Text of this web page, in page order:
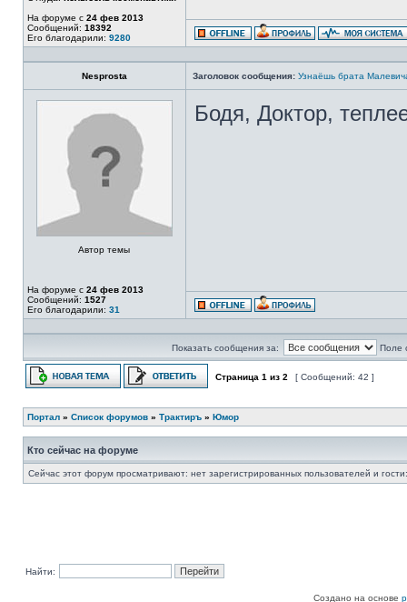
На форуме с 24 фев 2013
Сообщений: 18392
Его благодарили: 9280
Nesprosta Заголовок сообщения: Узнаёшь брата
Автор темы
На форуме с 24 фев 2013
Сообщений: 1527
Его благодарили: 31
Бодя, Доктор,
Показать сообщения за: Поле
Страница 1 из 2 [ Сообщений: 42 ]
Портал » Список форумов » Трактиръ » Юмор
Кто сейчас на форуме
Сейчас этот форум просматривают: нет зарегистрированных пользователей и
Найти:
Создано на основе